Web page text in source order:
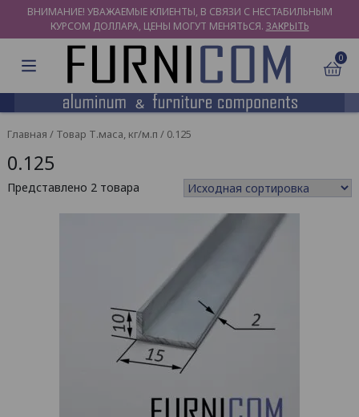
ВНИМАНИЕ! УВАЖАЕМЫЕ КЛИЕНТЫ, В СВЯЗИ С НЕСТАБИЛЬНЫМ
КУРСОМ ДОЛЛАРА, ЦЕНЫ МОГУТ МЕНЯТЬСЯ. ЗАКРЫТЬ
0
Главная / Товар Т.маса, кг/м.п / 0.125
0.125
Представлено 2 товара